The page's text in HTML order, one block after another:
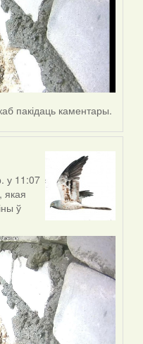
пакідаць каментары.
у 11:07
якая
ў